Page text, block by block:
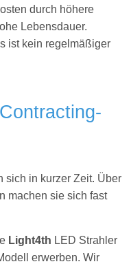
durch höhere
Lebensdauer.
ist kein regelmäßiger
sich in kurzer Zeit. Über
machen sie sich fast
Light4th LED Strahler
erwerben. Wir